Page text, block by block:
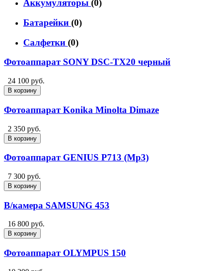
Аккумуляторы (0)
Батарейки (0)
Салфетки (0)
Фотоаппарат SONY DSC-TX20 черный
24 100 руб.
В корзину
Фотоаппарат Konika Minolta Dimaze
2 350 руб.
В корзину
Фотоаппарат GENIUS P713 (Mp3)
7 300 руб.
В корзину
В/камера SAMSUNG 453
16 800 руб.
В корзину
Фотоаппарат OLYMPUS 150